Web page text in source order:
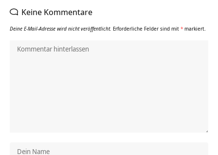
Keine Kommentare
Deine E-Mail-Adresse wird nicht veröffentlicht. Erforderliche Felder sind mit * markiert.